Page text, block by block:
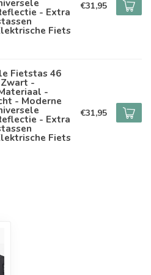
- Extra
Fiets
€31,95
Fietstas 46
-
-
- Moderne
- Extra
Fiets
€31,95